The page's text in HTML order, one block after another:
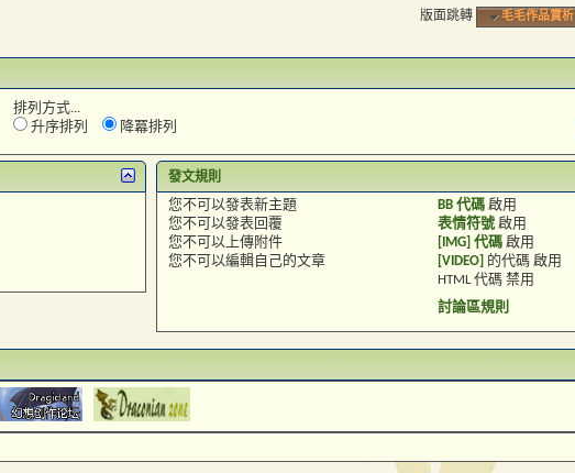
版面跳轉 毛毛作品賞析
排列方式...
升序排列
降冪排列
發文規則
您不可以發表新主題
您不可以發表回覆
您不可以 上傳附件
您不可以編輯自己的文章
BB 代碼 啟用
表情符號 啟用
[IMG] 代碼 啟用
[VIDEO] 的代碼啟用
HTML 代碼禁用
討論區規則